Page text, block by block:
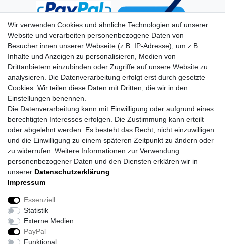
Impressum
Barrierefreiheitserklärung
Wir verwenden Cookies und ähnliche Technologien auf unserer
Website und verarbeiten personenbezogene Daten von
Besucher:innen unserer Webseite (z.B. IP-Adresse), um z.B.
Inhalte und Anzeigen zu personalisieren, Medien von
Drittanbietern einzubinden oder Zugriffe auf unsere Website zu
analysieren. Die Datenverarbeitung erfolgt erst durch gesetzte
Cookies. Wir teilen diese Daten mit Dritten, die wir in den
Einstellungen benennen.
Die Datenverarbeitung kann mit Einwilligung oder aufgrund eines
berechtigten Interesses erfolgen. Die Zustimmung kann erteilt
oder abgelehnt werden. Es besteht das Recht, nicht einzuwilligen
und die Einwilligung zu einem späteren Zeitpunkt zu ändern oder
zu widerrufen. Weitere Informationen zur Verwendung
personenbezogener Daten und den Diensten erklären wir in
unserer Daten­schutz­erklärung
Impressum
Essenziell
Statistik
Externe Medien
PayPal
Funktional